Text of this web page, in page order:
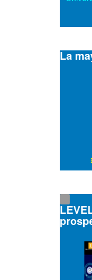
La